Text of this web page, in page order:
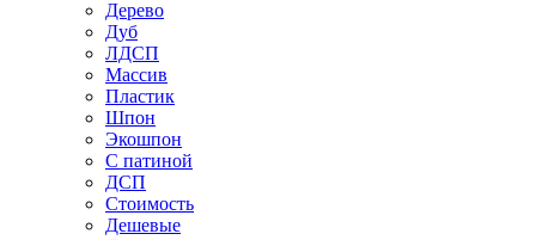
Дерево
Дуб
ЛДСП
Массив
Пластик
Шпон
Экошпон
С патиной
ДСП
Стоимость
Дешевые